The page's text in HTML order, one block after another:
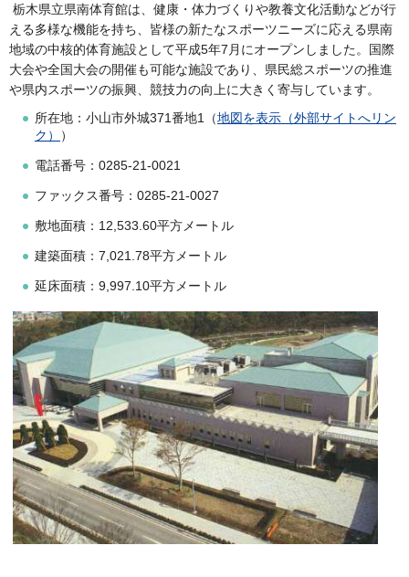
栃木県立県南体育館は、健康・体力づくりや教養文化活動などが行
える多様な機能を持ち、皆様の新たなスポーツニーズに応える県南
地域の中核的体育施設として平成5年7月にオープンしました。国際
大会や全国大会の開催も可能な施設であり、県民総スポーツの推進
や県内スポーツの振興、競技力の向上に大きく寄与しています。
所在地：小山市外城371番地1（地図を表示（外部サイトへリン
ク）
）
電話番号：0285-21-0021
ファックス番号：0285-21-0027
敷地面積：12,533.60平方メートル
建築面積：7,021.78平方メートル
延床面積：9,997.10平方メートル